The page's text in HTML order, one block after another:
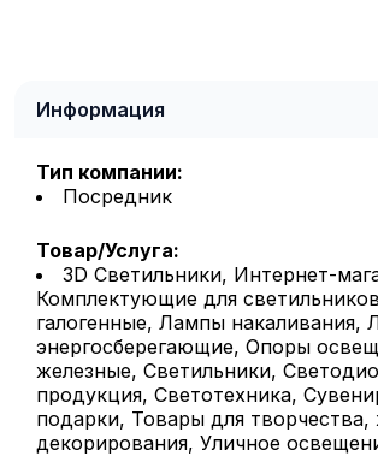
Информация
Тип компании:
Посредник
Товар/Услуга:
3D Светильники, Интернет-
Комплектующие для
галогенные, Лампы накаливания,
энергосберегающие, Опоры
железные, Светильники,
продукция, Светотехника,
подарки, Товары для творчества,
декорирования, Уличное